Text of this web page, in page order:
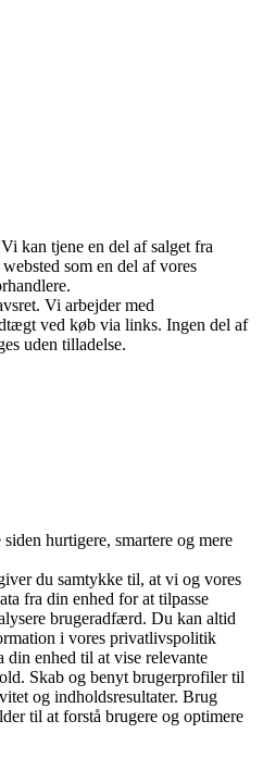
kan tjene en del af salget fra
som en del af vores
Vi arbejder med
ved køb via links. Ingen del af
uden tilladelse.
hurtigere, smartere og mere
du samtykke til, at vi og vores
fra din enhed for at tilpasse
brugeradfærd. Du kan altid
i vores privatlivspolitik
enhed til at vise relevante
Skab og benyt brugerprofiler til
og indholdsresultater. Brug
til at forstå brugere og optimere